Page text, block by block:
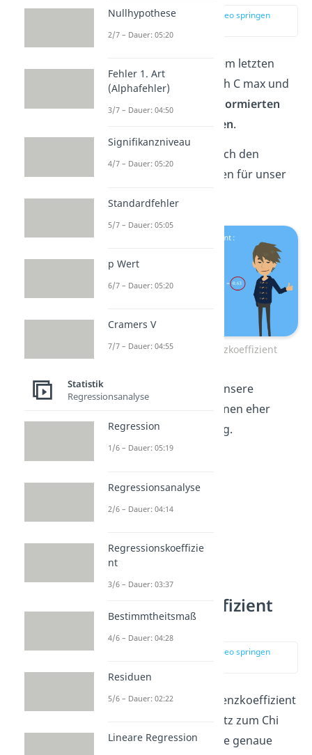
zur Stelle im Video springen
Ganz einfach. In unserem letzten
Schritt teilen wir C durch C max und
erhalten dadurch den
normierten
Kontingenzkoeffizienten.
Nun wollen wir aber noch den
normierten Koeffizienten für unser
normierter Kontingenzkoeffizient
Das Ergebnis ist 0,63. Unsere
Variablen haben also einen eher
starken Zusammenhang.
Kontingenzkoefizient
Interpretation
zur Stelle im Video springen
Der normierte Kontingenzkoeffizient
ermöglicht im Gegensatz zum Chi
Quadrat Koeffizient eine genaue
Nullhypothese
2/7 – Dauer: 05:20
Fehler 1. Art
(Alphafehler)
3/7 – Dauer: 04:50
Signifikanzniveau
4/7 – Dauer: 05:20
Standardfehler
5/7 – Dauer: 05:05
p Wert
6/7 – Dauer: 05:20
Cramers V
7/7 – Dauer: 04:55
Statistik
Regressionsanalyse
Regression
1/6 – Dauer: 05:19
Regressionsanalyse
2/6 – Dauer: 04:14
Regressionskoeffizie
nt
3/6 – Dauer: 03:37
Bestimmtheitsmaß
4/6 – Dauer: 04:28
Residuen
5/6 – Dauer: 02:22
Lineare Regression